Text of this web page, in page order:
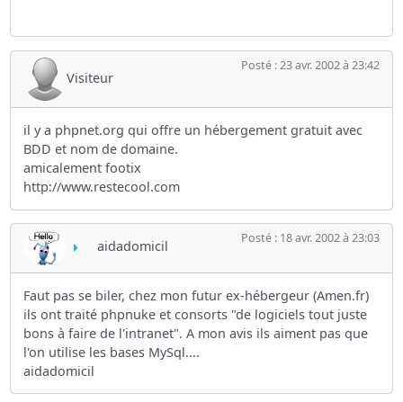
Visiteur
Posté : 23 avr. 2002 à 23:42
il y a phpnet.org qui offre un hébergement gratuit avec
BDD et nom de domaine.
amicalement footix
http://www.restecool.com
aidadomicil Posté : 18 avr. 2002 à 23:03
Faut pas se biler, chez mon futur ex-hébergeur (Amen.fr)
ils ont traité phpnuke et consorts "de logiciels tout juste
bons à faire de l'intranet". A mon avis ils aiment pas que
l'on utilise les bases MySql....
aidadomicil